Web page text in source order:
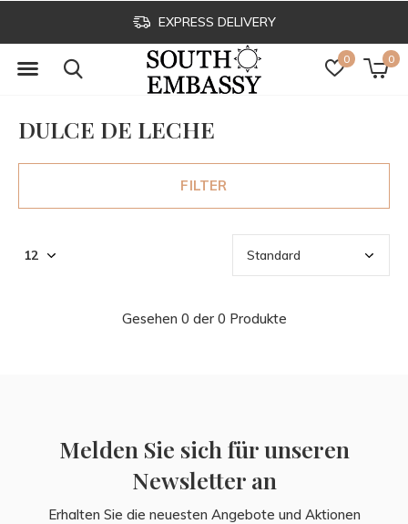
0 0
EXPRESS DELIVERY
DULCE DE LECHE
FILTER
Gesehen 0 der 0 Produkte
Melden Sie sich für unseren
Newsletter an
Erhalten Sie die neuesten Angebote und Aktionen